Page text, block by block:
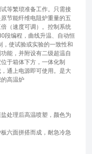
等繁琐准备工作。只需接
节能纤维电阻炉重量的五
（速度可调）。控制系统
段编程，曲线升温、自动恒
，使试验或实验的一致性和
能，并附设有二级超温自
于箱体下方，一体化制
通上电源即可使用。是大
高温炉
处理后高温喷塑，颜色为
六面拼搭而成，耐急冷急